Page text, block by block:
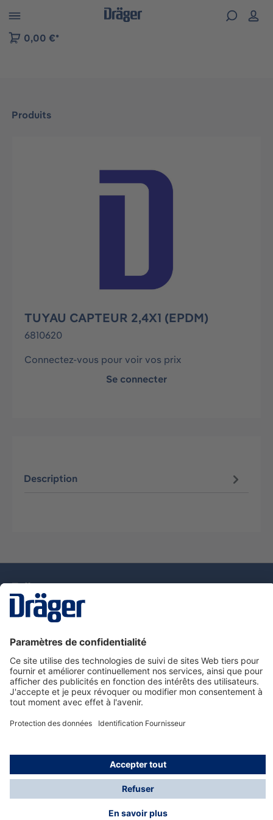
to B2B platform navigation
0,00 €*
Produits
Ignorer la galerie d'images
TUYAU CAPTEUR 2,4X1 (EPDM)
6810620
Connectez-vous pour voir vos prix
Se connecter
Description
Nous contacter
Service de e-commande Dräger
Informations sur les produits
© Dräger France SAS, 2024
*Prix hors taxe. Frais de gestion et de livraison standard
offerts; Indépendamment de la valeur ou du volume de